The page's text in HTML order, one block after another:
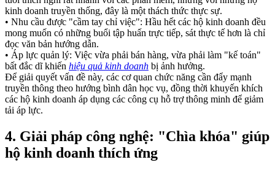
kinh doanh truyền thống, đây là một thách thức thực sự.
• Nhu cầu được "cầm tay chỉ việc": Hầu hết các hộ kinh doanh đều
mong muốn có những buổi tập huấn trực tiếp, sát thực tế hơn là chỉ
đọc văn bản hướng dẫn.
• Áp lực quản lý: Việc vừa phải bán hàng, vừa phải làm "kế toán"
bất đắc dĩ khiến hiệu quả kinh doanh bị ảnh hưởng.
Để giải quyết vấn đề này, các cơ quan chức năng cần đẩy mạnh
truyền thông theo hướng bình dân học vụ, đồng thời khuyến khích
các hộ kinh doanh áp dụng các công cụ hỗ trợ thông minh để giảm
tải áp lực.
4. Giải pháp công nghệ: "Chìa khóa" giúp
hộ kinh doanh thích ứng